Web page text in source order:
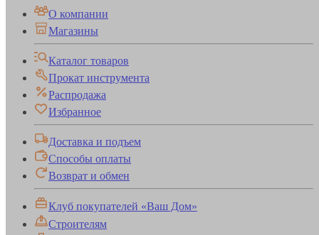
О компании
Магазины
Каталог товаров
Прокат инструмента
Распродажа
Избранное
Доставка и подъем
Способы оплаты
Возврат и обмен
Клуб покупателей «Ваш Дом»
Строителям